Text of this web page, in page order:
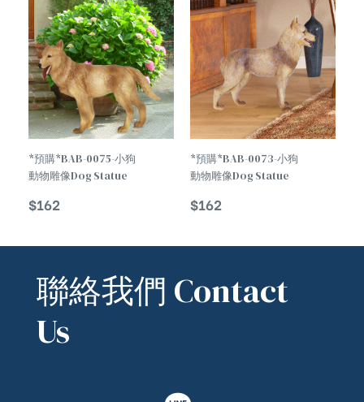
TREND
*預購*BAB-0075-小狗
動物雕像Dog Statue
$162
TREND
*預購*BAB-0073-小狗
動物雕像Dog Statue
$162
聯絡我們 Contact
Us